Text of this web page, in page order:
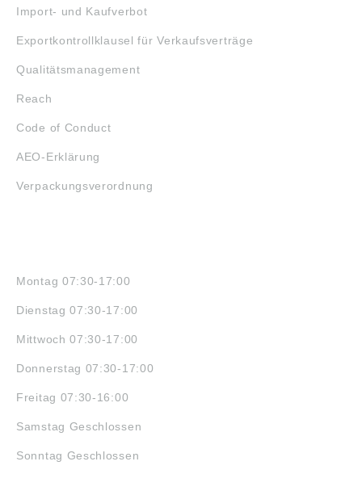
Import- und Kaufverbot
Exportkontrollklausel für Verkaufsverträge
Qualitätsmanagement
Reach
Code of Conduct
AEO-Erklärung
Verpackungsverordnung
Montag 07:30-17:00
Dienstag 07:30-17:00
Mittwoch 07:30-17:00
Donnerstag 07:30-17:00
Freitag 07:30-16:00
Samstag Geschlossen
Sonntag Geschlossen